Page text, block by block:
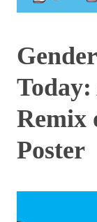
Remix
Poster